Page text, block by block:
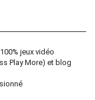
jeux vidéo
Play More) et blog